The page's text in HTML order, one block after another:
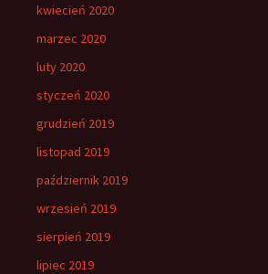
kwiecień 2020
marzec 2020
luty 2020
styczeń 2020
grudzień 2019
listopad 2019
październik 2019
wrzesień 2019
sierpień 2019
lipiec 2019